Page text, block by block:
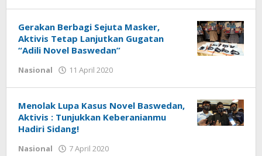
Gerakan Berbagi Sejuta Masker,
Aktivis Tetap Lanjutkan Gugatan
“Adili Novel Baswedan”
Nasional 11 April 2020
Menolak Lupa Kasus Novel Baswedan,
Aktivis : Tunjukkan Keberanianmu
Hadiri Sidang!
Nasional 7 April 2020